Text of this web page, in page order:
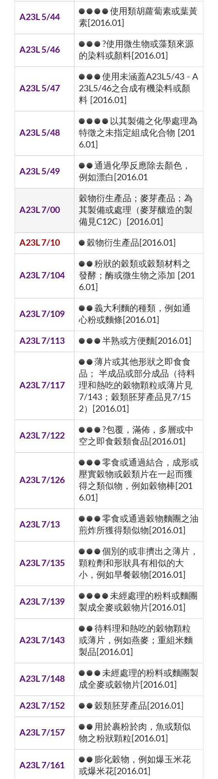
A23L 5/44
使用類胡蘿蔔素或葉黃
素[2016.01]
A23L 5/46
?使用微生物或藻類來源
的染料或顏料[2016.01]
A23L 5/47
使用未涵蓋A23L5/43 - A
23L5/46之合成有機染料或顏
料 [2016.01]
A23L 5/48
以其製備之化學處理為
特徵之未指定組成化合物 [201
6.01]
A23L 5/49
通過化學反應除去顏色，
例如漂白[2016.01
A23L 7/00
穀物衍生產品；麥芽產品；為
其製備或處理（麥芽釀造的製
備見C12C）[2016.01]
A23L 7/10 穀物衍生產品[2016.01]
A23L 7/104
粉狀的穀類或穀類材料之
發酵；酶或微生物之添加 [201
6.01]
A23L 7/109
義大利麵的種類，例如通
心粉或麵條[2016.01]
A23L 7/113 半熟或方便麵[2016.01]
A23L 7/117
薄片或其他形狀之即食食
品； 半成品或部分成品（待料
理和熱吃的穀物顆粒或薄片見
7/143；穀類胚芽產品見7/15
2）[2016.01]
A23L 7/122
?包覆，滿佈，多層或中
空之即食榖類食品[2016.01]
A23L 7/126
零食或通過結合，成形或
壓實穀物或穀類片在一起而獲
得之類似物，例如穀物棒[201
6.01]
A23L 7/13
零食或通過穀物麵團之油
煎炸所獲得類似物[2016.01]
A23L 7/135
個別的或非擠出之薄片，
顆粒劑和形狀具有相似的大
小，例如早餐穀物[2016.01]
A23L 7/139
未經處理的粉料或麵團
製成全麥或穀物片[2016.01]
A23L 7/143
待料理和熱吃的穀物顆粒
或薄片，例如燕麥；重組米麵
製品[2016.01]
A23L 7/148
未經處理的粉料或麵團製
成全麥或穀物片[2016.01]
A23L 7/152 穀類胚芽產品[2016.01]
A23L 7/157
用於裹粉於肉，魚或類似
物之粉狀顆粒[2016.01]
A23L 7/161
膨化穀物，例如爆玉米花
或爆米花[2016.01]